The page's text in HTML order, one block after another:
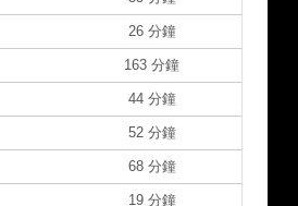
26 分鐘
163 分鐘
44 分鐘
52 分鐘
68 分鐘
19 分鐘